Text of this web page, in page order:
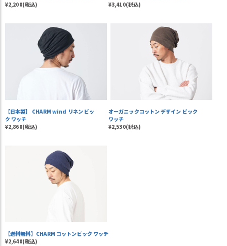
¥2,200(税込)
¥3,410(税込)
【日本製】 CHARM wind リネン ビッ
ク ワッチ
¥2,860(税込)
オーガニックコットン デザイン ビック
ワッチ
¥2,530(税込)
【送料無料】CHARM コットンビック ワッチ
¥2,640(税込)